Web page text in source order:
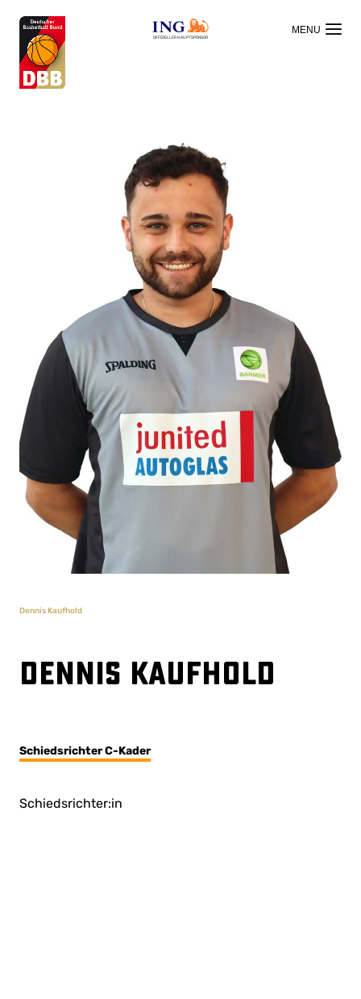
OFFIZIELLER HAUPTSPONSOR
Dennis Kaufhold
Dennis Kaufhold
Schiedsrichter C-Kader
Schiedsrichter:in